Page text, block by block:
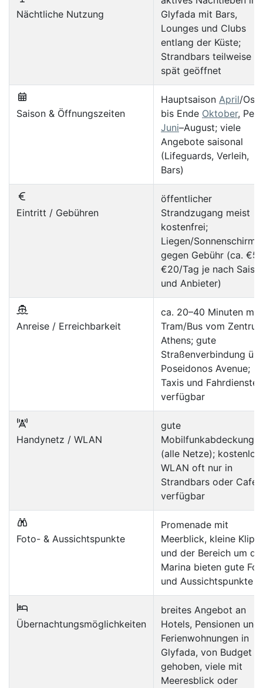
Nächtliche Nutzung
Glyfada mit Bars,
Lounges und Clubs
entlang der Küste;
Strandbars teilweise
spät geöffnet
Saison & Öffnungszeiten
Hauptsaison April/
bis Ende Oktober,
Juni–August; viele
Angebote saisonal
(Lifeguards, Verleih,
Bars)
Eintritt / Gebühren
öffentlicher
Strandzugang meist
kostenfrei;
Liegen/Sonnenschirme
gegen Gebühr (ca. €5–
€20/Tag je nach
und Anbieter)
Anreise / Erreichbarkeit
ca. 20–40 Minuten mit
Tram/Bus vom
Athens; gute
Straßenverbindung
Poseidonos Avenue;
Taxis und Fahrdienste
verfügbar
Handynetz / WLAN
gute
Mobilfunkabdeckung
(alle Netze);
WLAN oft nur in
Strandbars oder Cafés
verfügbar
Foto- & Aussichtspunkte
Promenade mit
Meerblick, kleine
und der Bereich um die
Marina bieten gute
und Aussichtspunkte
Übernachtungsmöglichkeiten
breites Angebot an
Hotels, Pensionen und
Ferienwohnungen in
Glyfada, von Budget
gehoben, viele mit
Meeresblick oder